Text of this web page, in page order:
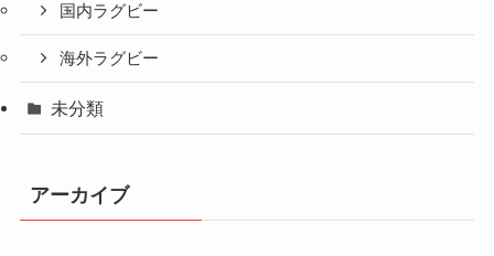
国内ラグビー
海外ラグビー
未分類
アーカイブ